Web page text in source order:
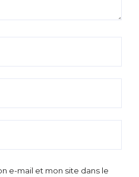
e-mail et mon site dans le